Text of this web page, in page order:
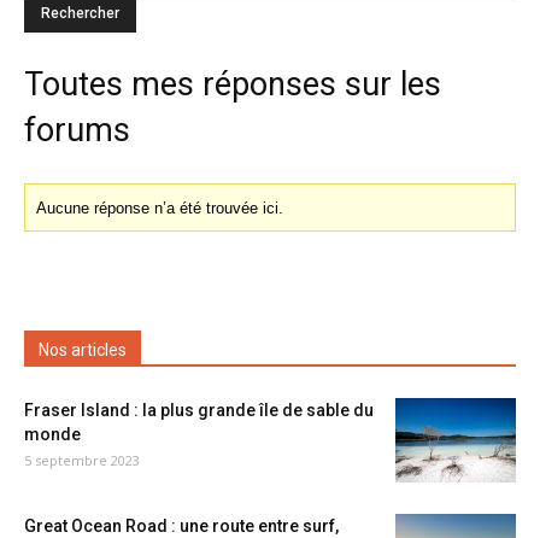
Toutes mes réponses sur les
forums
Aucune réponse n’a été trouvée ici.
Nos articles
Fraser Island : la plus grande île de sable du
monde
5 septembre 2023
Great Ocean Road : une route entre surf,